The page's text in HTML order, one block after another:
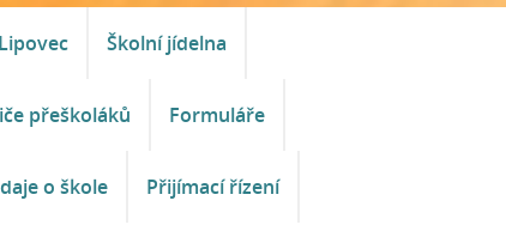
Školní jídelna
přeškoláků Formuláře
o škole Přijímací řízení